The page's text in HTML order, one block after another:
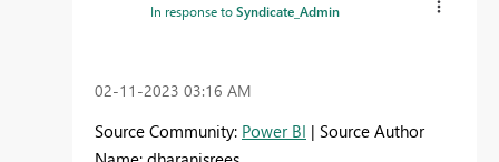
In response toSyndicate_Admin
‎02-11-2023 03:16 AM
Source Community: Power BI | Source Author